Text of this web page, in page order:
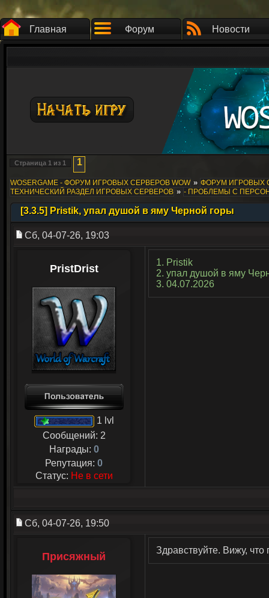
Главная Форум Новости
Страница 1 из 1 1
WOSERGAME - ФОРУМ ИГРОВЫХ СЕРВЕРОВ WOW » ФОРУМ ИГРОВЫХ
ТЕХНИЧЕСКИЙ РАЗДЕЛ ИГРОВЫХ СЕРВЕРОВ » - ПРОБЛЕМЫ С
[3.3.5] Pristik, упал душой в яму Черной горы
Сб, 04-07-26, 19:03
PristDrist
1 lvl
Сообщений: 2
Награды: 0
Репутация: 0
Статус: Не в сети
1. Pristik
2. упал душой в яму
3. 04.07.2026
Сб, 04-07-26, 19:50
Присяжный
Здравствуйте. Вижу,